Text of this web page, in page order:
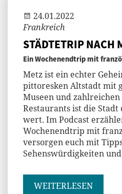
24.01.2022
Frankreich
STÄDTETRIP NACH
Ein Wochenendtrip mit
Metz ist ein echter
pittoresken Altstadt mit
Museen und
Restaurants ist die
wert. Im Podcast
Wochenendtrip mit
versorgen euch mit
Sehenswürdigkeiten
WEITERLESEN